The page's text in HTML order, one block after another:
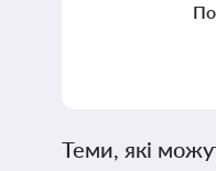
Теми, які